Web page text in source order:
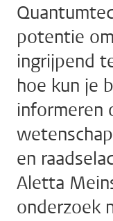
potentie
ingrijpend
hoe kun je
informeren
en
Aletta
onderzoek